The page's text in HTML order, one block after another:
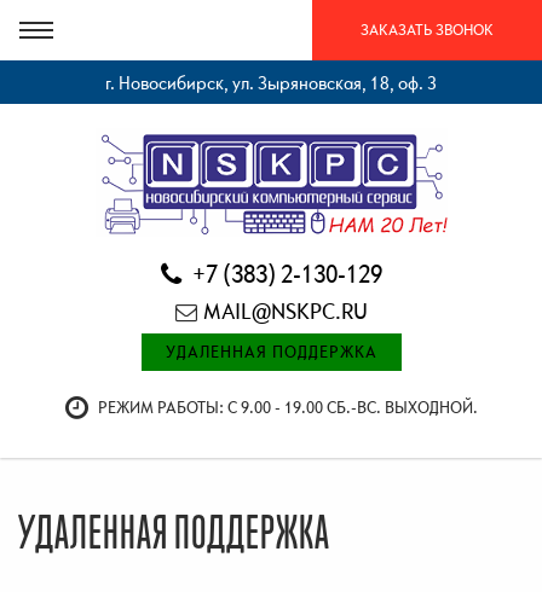
ЗАКАЗАТЬ ЗВОНОК
г. Новосибирск, ул. Зыряновская, 18, оф. 3
+7 (383) 2-130-129
MAIL@NSKPC.RU
УДАЛЕННАЯ ПОДДЕРЖКА
РЕЖИМ РАБОТЫ: С 9.00 - 19.00 СБ.-ВС. ВЫХОДНОЙ.
УДАЛЕННАЯ ПОДДЕРЖКА